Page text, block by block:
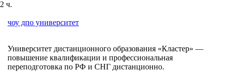
2 ч.
чоу дпо университет
Университет дистанционного образования «Кластер» —
повышение квалификации и профессиональная
переподготовка по РФ и СНГ дистанционно.